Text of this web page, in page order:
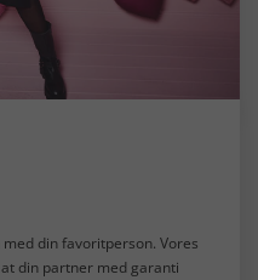
din favoritperson. Vores
din partner med garanti